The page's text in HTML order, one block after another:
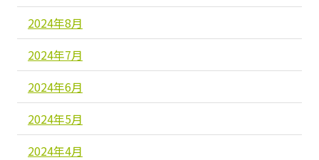
2024年8月
2024年7月
2024年6月
2024年5月
2024年4月